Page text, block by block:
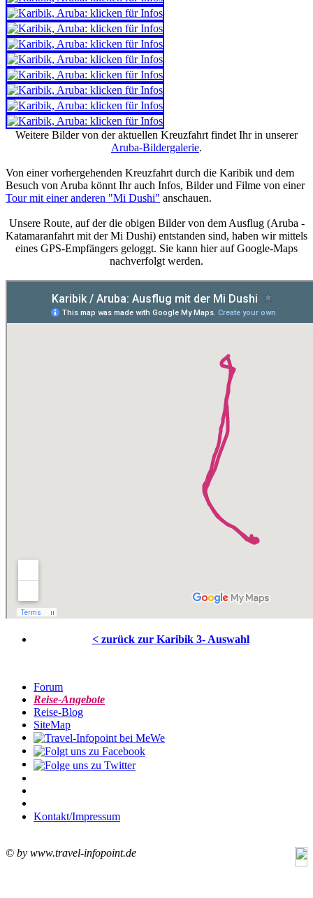
Weitere Bilder von der aktuellen Kreuzfahrt findet Ihr in unserer
Aruba-Bildergalerie.
Von einer vorhergehenden Kreuzfahrt durch die Karibik und dem
Besuch von Aruba könnt Ihr auch Infos, Bilder und Filme von einer
Tour mit einer anderen "Mi Dushi" anschauen.
Unsere Route, auf der die obigen Bilder von dem Ausflug (Aruba -
Katamaranfahrt mit der Mi Dushi) entstanden sind, haben wir mittels
eines GPS-Empfängers geloggt. Sie kann hier auf Google-Maps
nachverfolgt werden.
< zurück zur Karibik 3- Auswahl
Forum
Reise-Angebote
Reise-Blog
SiteMap
Kontakt/Impressum
© by www.travel-infopoint.de